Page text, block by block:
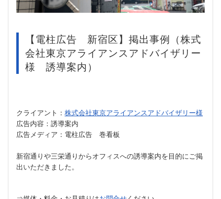
【電柱広告 新宿区】掲出事例（株式
会社東京アライアンスアドバイザリー
様 誘導案内）
クライアント： 株式会社東京アライアンスアドバイザリー様
広告内容：誘導案内
広告メディア：電柱広告 巻看板
新宿通りや三栄通りからオフィスへの誘導案内を目的にご掲
出いただきました。